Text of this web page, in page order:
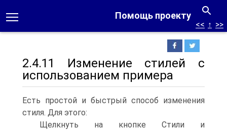
Помощь проекту
<< ↑ >>
2.4.11 Изменение стилей с
использованием примера
Есть простой и быстрый способ изменения
стиля. Для этого:
Щелкнуть на кнопке Стили и